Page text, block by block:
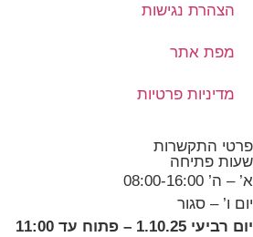
הצהרת נגישות
מפת אתר
מדיניות פרטיות
פרטי התקשרות
שעות פתיחה
א’ – ה’ 08:00-16:00
יום ו’ – סגור
יום רביעי 1.10.25 – פתוח עד 11:00